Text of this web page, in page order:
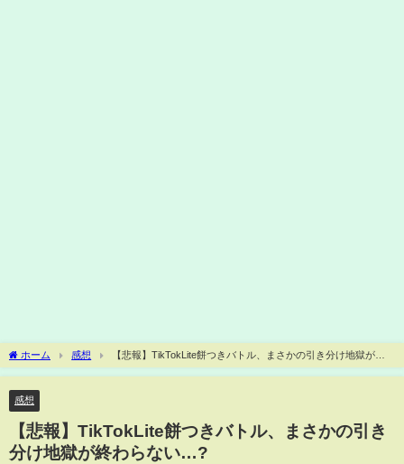
ホーム 感想
【悲報】TikTokLite餅つきバトル、まさかの引き分け地獄が終
わらない…?
感想
【悲報】TikTokLite餅つきバトル、まさかの引き
分け地獄が終わらない…?